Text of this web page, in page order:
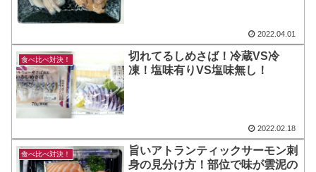
2022.04.01
食べ比べ対決！
切れてるしめさば！冷蔵VS冷
凍！塩味有りVS塩味無し！
2022.02.18
食べ比べ対決！
旨いアトランティックサーモン刺
身の見分け方！部位で味が雲泥の